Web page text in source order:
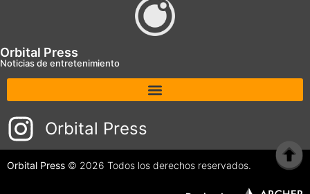
Orbital Press
Noticias de entretenimiento
Orbital Press
Orbital Press © 2026 Todos los derechos reservados.